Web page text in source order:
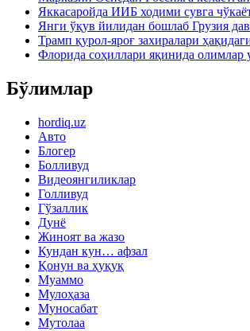
Яккасаройда ИИБ ходими сувга
Янги ўқув йилидан бошлаб Грузия
Трамп қурол-яроғ захиралари
Флорида соҳиллари яқинида олимлар
Бўлимлар
hordiq.uz
Авто
Блогер
Болливуд
Видеоянгиликлар
Голливуд
Гўзаллик
Дунё
Жиноят ва жазо
Кундан кун… афзал
Қонун ва ҳуқуқ
Муаммо
Мулоҳаза
Муносабат
Мутолаа